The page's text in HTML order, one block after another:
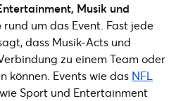
Musik und
rund um das Event. Fast jede
dass Musik-Acts und
zu einem Team oder
können. Events wie das NFL
Sport und Entertainment